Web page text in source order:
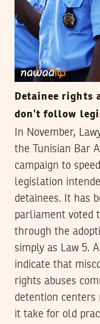
Detainee rights
don’t follow
In November,
the Tunisian Bar
campaign to
legislation
detainees. It has
parliament voted
through the
simply as Law 5.
indicate that
rights abuses
detention
it take for old